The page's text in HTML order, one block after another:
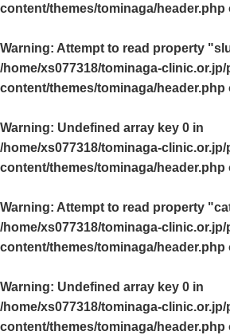
content/themes/tominaga/header.php
Warning: Attempt to read property
/home/xs077318/tominaga-
content/themes/tominaga/header.php
Warning: Undefined array key 0 in
/home/xs077318/tominaga-
content/themes/tominaga/header.php
Warning: Attempt to read property
/home/xs077318/tominaga-
content/themes/tominaga/header.php
Warning: Undefined array key 0 in
/home/xs077318/tominaga-
content/themes/tominaga/header.php